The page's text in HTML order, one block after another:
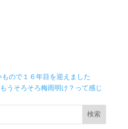
ので１６年目を迎えました
うそろそろ梅雨明け？って感じ
検索